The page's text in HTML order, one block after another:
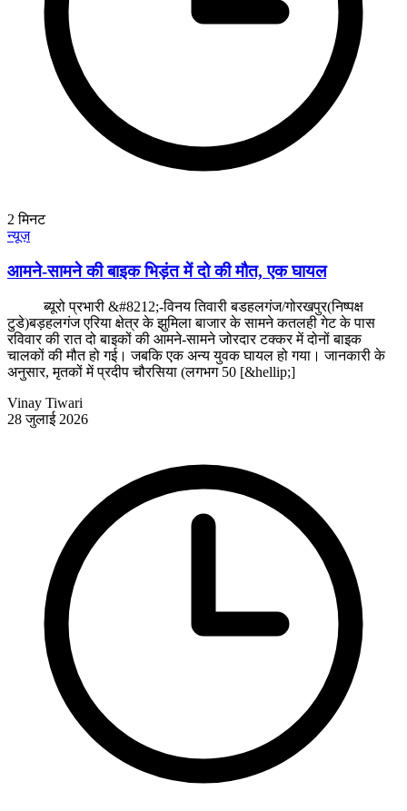
2 मिनट
न्यूज़
आमने-सामने की बाइक भिड़ंत में दो की मौत, एक घायल
ब्यूरो प्रभारी &#8212;-विनय तिवारी बडहलगंज/गोरखपुर(निष्पक्ष
टुडे)बड़हलगंज एरिया क्षेत्र के झुमिला बाजार के सामने कतलही गेट के पास
रविवार की रात दो बाइकों की आमने-सामने जोरदार टक्कर में दोनों बाइक
चालकों की मौत हो गई। जबकि एक अन्य युवक घायल हो गया। जानकारी के
अनुसार, मृतकों में प्रदीप चौरसिया (लगभग 50 [&hellip;]
Vinay Tiwari
28 जुलाई 2026